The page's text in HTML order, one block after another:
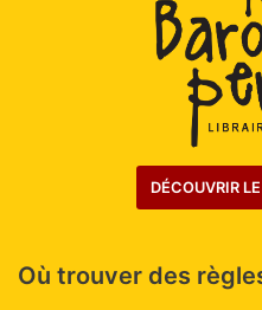
DÉCOUVRIR
Où trouver des